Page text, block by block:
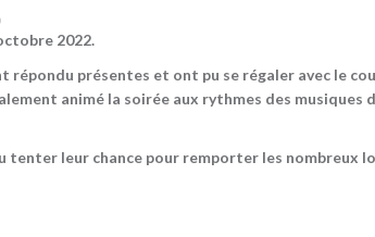
2022.
présentes et ont pu se régaler avec le
animé la soirée aux rythmes des musiques
leur chance pour remporter les nombreux